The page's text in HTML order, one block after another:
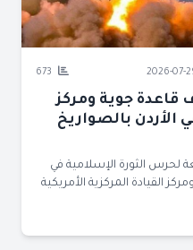
جوية ومركز
الأردن بالصواريخ
لحرس الثورة الإسلامية في
القيادة المركزية الأمريكية